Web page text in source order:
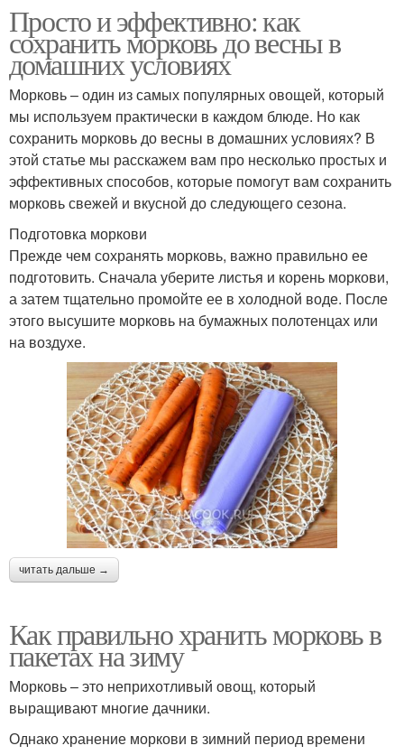
Просто и эффективно: как
сохранить морковь до весны в
домашних условиях
Морковь – один из самых популярных овощей, который
мы используем практически в каждом блюде. Но как
сохранить морковь до весны в домашних условиях? В
этой статье мы расскажем вам про несколько простых и
эффективных способов, которые помогут вам сохранить
морковь свежей и вкусной до следующего сезона.
Подготовка моркови
Прежде чем сохранять морковь, важно правильно ее
подготовить. Сначала уберите листья и корень моркови,
а затем тщательно промойте ее в холодной воде. После
этого высушите морковь на бумажных полотенцах или
на воздухе.
читать дальше →
Как правильно хранить морковь в
пакетах на зиму
Морковь – это неприхотливый овощ, который
выращивают многие дачники.
Однако хранение моркови в зимний период времени